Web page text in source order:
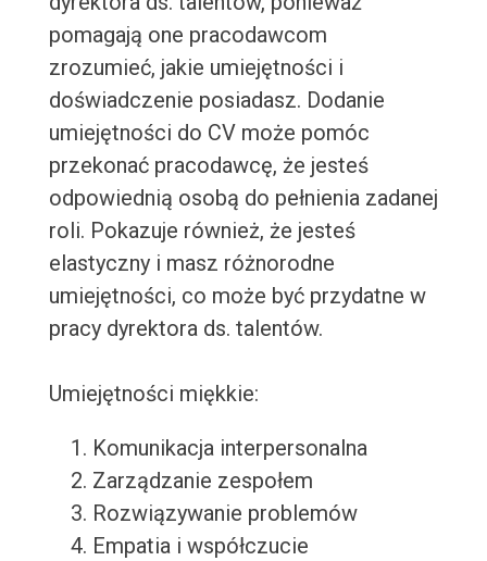
pomagają one pracodawcom
zrozumieć, jakie umiejętności i
doświadczenie posiadasz. Dodanie
umiejętności do CV może pomóc
przekonać pracodawcę, że jesteś
odpowiednią osobą do pełnienia zadanej
roli. Pokazuje również, że jesteś
elastyczny i masz różnorodne
umiejętności, co może być przydatne w
pracy dyrektora ds. talentów.
Umiejętności miękkie:
Komunikacja interpersonalna
Zarządzanie zespołem
Rozwiązywanie problemów
Empatia i współczucie